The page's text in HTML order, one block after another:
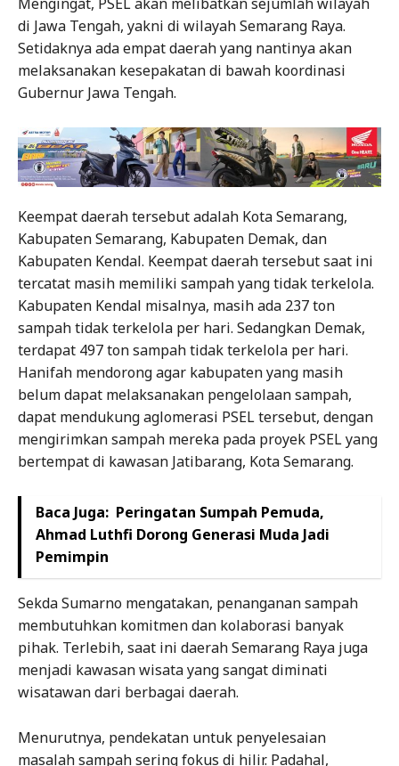
di Jawa Tengah, yakni di wilayah Semarang Raya.
Setidaknya ada empat daerah yang nantinya akan
melaksanakan kesepakatan di bawah koordinasi
Gubernur Jawa Tengah.
Keempat daerah tersebut adalah Kota Semarang,
Kabupaten Semarang, Kabupaten Demak, dan
Kabupaten Kendal. Keempat daerah tersebut saat ini
tercatat masih memiliki sampah yang tidak terkelola.
Kabupaten Kendal misalnya, masih ada 237 ton
sampah tidak terkelola per hari. Sedangkan Demak,
terdapat 497 ton sampah tidak terkelola per hari.
Hanifah mendorong agar kabupaten yang masih
belum dapat melaksanakan pengelolaan sampah,
dapat mendukung aglomerasi PSEL tersebut, dengan
mengirimkan sampah mereka pada proyek PSEL yang
bertempat di kawasan Jatibarang, Kota Semarang.
Baca Juga: Peringatan Sumpah Pemuda,
Ahmad Luthfi Dorong Generasi Muda Jadi
Pemimpin
Sekda Sumarno mengatakan, penanganan sampah
membutuhkan komitmen dan kolaborasi banyak
pihak. Terlebih, saat ini daerah Semarang Raya juga
menjadi kawasan wisata yang sangat diminati
wisatawan dari berbagai daerah.
Menurutnya, pendekatan untuk penyelesaian
masalah sampah sering fokus di hilir. Padahal,